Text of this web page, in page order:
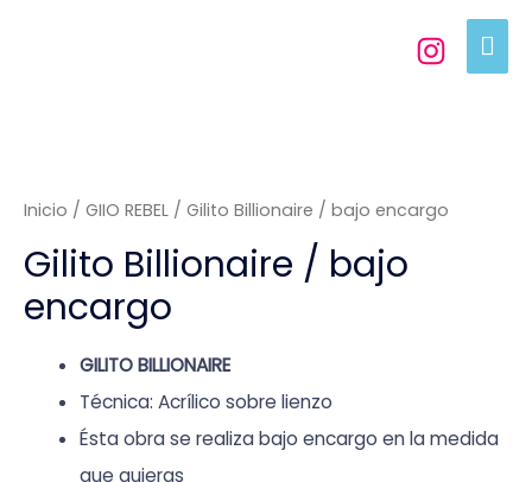
Inicio / GIIO REBEL / Gilito Billionaire / bajo encargo
Gilito Billionaire / bajo
encargo
GILITO BILLIONAIRE
Técnica: Acrílico sobre lienzo
Ésta obra se realiza bajo encargo en la medida
que quieras